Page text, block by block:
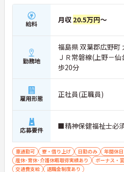
給料 月収 20.5万円～
勤務地
福島県 双葉郡広野町
ＪＲ常磐線(上野－
歩20分
雇用形態 正社員(正職員)
応募要件 ■精神保健福祉士必
車通勤可 寮・借り上げ 日勤のみ 年間休
産休･育休･介護休暇取得実績あり
ボーナス・
交通費支給
退職金制度あり